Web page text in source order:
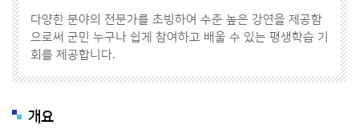
다양한 분야의 전문가를 초빙하여 수준 높은 강연을 제공함
으로써 군민 누구나 쉽게 참여하고 배울 수 있는 평생학습 기
회를 제공합니다.
개요